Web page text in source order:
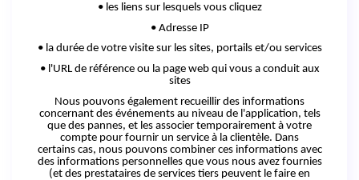
• lesliens sur lesquels vous cliquez
• Adresse IP
• ladurée de votre visite sur les sites, portails et/ou services
• l'URL de référence ou la page web qui vous a conduit aux
sites
Nous pouvons également recueillir des informations
concernant des événements au niveau de l'application, tels
que des pannes, et les associer temporairement à votre
compte pour fournir un service à la clientèle. Dans
certains cas, nous pouvons combiner ces informations avec
des informations personnelles que vous nous avez fournies
(et des prestataires de services tiers peuvent le faire en